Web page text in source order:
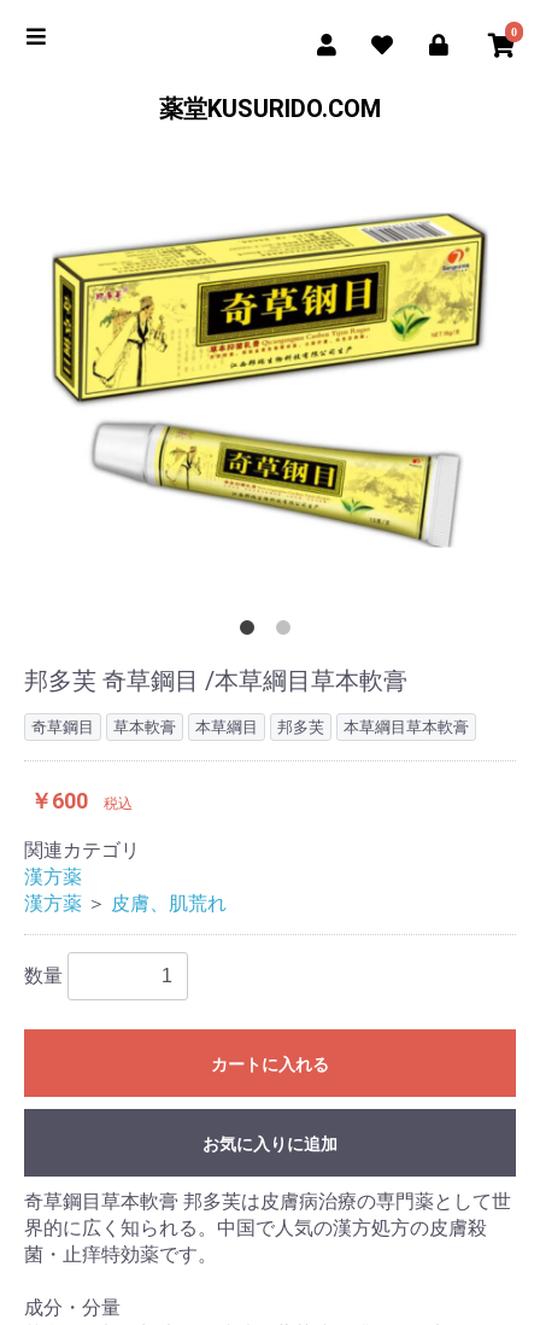
0
薬堂KUSURIDO.COM
邦多芙 奇草鋼目 /本草綱目草本軟膏
奇草鋼目 草本軟膏 本草綱目 邦多芙 本草綱目草本軟膏
￥600 税込
関連カテゴリ
漢方薬
漢方薬 ＞ 皮膚、肌荒れ
数量
カートに入れる
お気に入りに追加
奇草鋼目草本軟膏 邦多芙は皮膚病治療の専門薬として世
界的に広く知られる。中国で人気の漢方処方の皮膚殺
菌・止痒特効薬です。
成分・分量